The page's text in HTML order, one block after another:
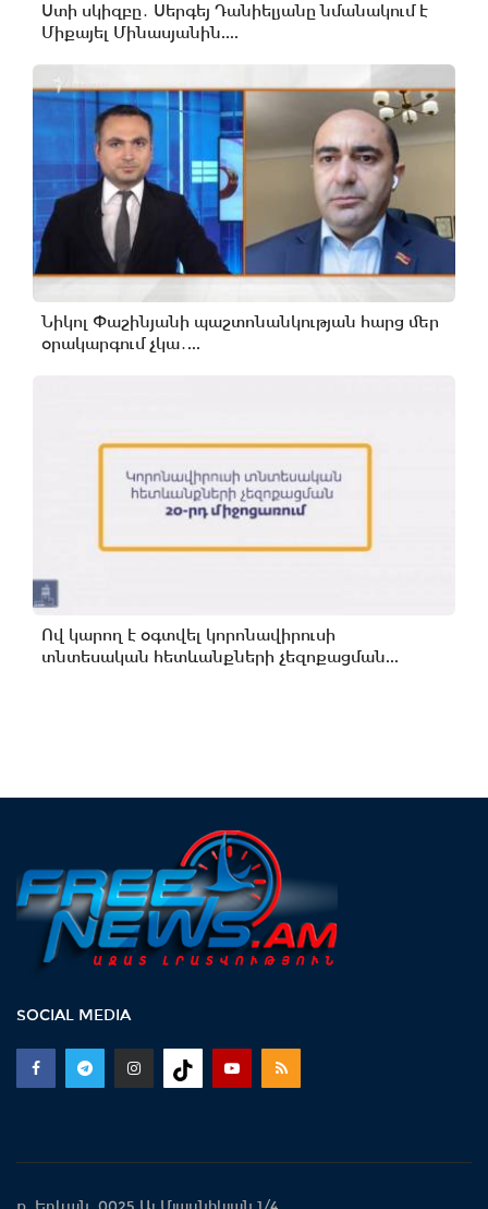
Ստի սկիզբը․ Սերգեյ Դանիելյանը նմանակում է
Միքայել Մինասյանին....
Նիկոլ Փաշինյանի պաշտոնանկության հարց մեր
օրակարգում չկա․...
Ով կարող է օգտվել կորոնավիրուսի
տնտեսական հետևանքների չեզոքացման...
SOCIAL MEDIA